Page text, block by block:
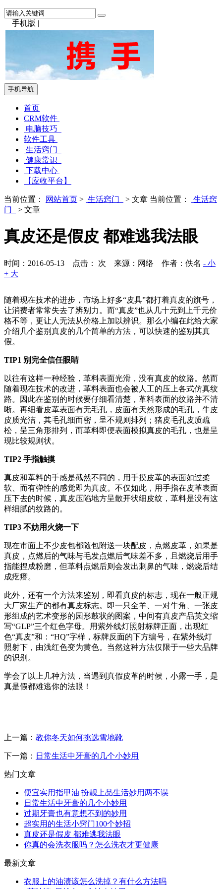
手机版 |
手机导航
首页
CRM软件
电脑技巧
软件工具
生活窍门
健康常识
下载中心
【应收平台】
当前位置： 网站首页 > 生活窍门 > 文章 当前位置：
生活窍
门
> 文章
真皮还是假皮 都难逃我法眼
时间：2016-05-13 点击： 次 来源：网络 作者：佚名 - 小
+ 大
随着现在技术的进步，市场上好多“皮具”都打着真皮的旗号，
让消费者常常失去了辨别力。而“真皮”也从几十元到上千元价
格不等，更让人无法从价格上加以辨识。那么小编在此给大家
介绍几个鉴别真皮的几个简单的方法，可以快速的鉴别其真
假。
TIP1 别完全信任眼睛
以往有这样一种经验，革料表面光滑，没有真皮的纹路。然而
随着现在技术的改进，革料表面也会被人工的压上各式仿真纹
路。因此在鉴别的时候要仔细看清楚，革料表面的纹路并不清
晰。再细看皮革表面有无毛孔，皮面有天然形成的毛孔，牛皮
皮质光洁，其毛孔细而密，呈不规则排列；猪皮毛孔皮质疏
松，呈三角形排列，而革料即便表面模拟真皮的毛孔，也是呈
现比较规则状。
TIP2 手指触摸
真皮和革料的手感是截然不同的，用手摸皮革的表面如过柔
软、而有弹性的感觉即为真皮。不仅如此，用手指在皮革表面
压下去的时候，真皮压陷地方呈散开状细皮纹，革料是没有这
样细腻的纹路的。
TIP3 不妨用火烧一下
现在市面上不少皮包都随包附送一块配皮，点燃皮革，如果是
真皮，点燃后的气味与毛发点燃后气味差不多，且燃烧后用手
指能捏成粉磨，但革料点燃后则会发出刺鼻的气味，燃烧后结
成疙瘩。
此外，还有一个方法来鉴别，即看真皮的标志，现在一般正规
大厂家生产的都有真皮标志。即一只全羊、一对牛角、一张皮
形组成的艺术变形的园形鼓状的图案，中间有真皮产品英文缩
写“GLP”三个红色字母。用紫外线灯照射标牌正面，出现红
色“真皮”和：“HQ”字样，标牌反面的下方编号，在紫外线灯
照射下，由浅红色变为黄色。当然这种方法仅限于一些大品牌
的识别。
学会了以上几种方法，当遇到真假皮革的时候，小露一手，是
真是假都难逃你的法眼！
上一篇： 教你冬天如何挑选雪地靴
下一篇： 日常生活中牙膏的几个小妙用
热门文章
便宜实用指甲油 扮靓上品生活妙用两不误
日常生活中牙膏的几个小妙用
过期牙膏也有意想不到的妙用
超实用的生活小窍门100个妙招
真皮还是假皮 都难逃我法眼
你真的会洗衣服吗？怎么洗衣才更健康
最新文章
衣服上的油渍该怎么洗掉？有什么方法吗